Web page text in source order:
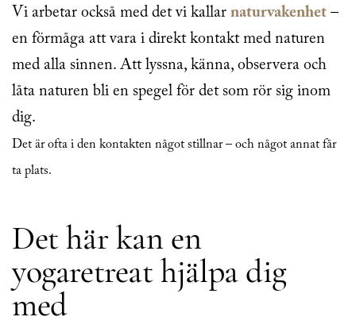
Vi arbetar också med det vi kallarnaturvakenhet–
en förmåga att vara i direkt kontakt med naturen
med alla sinnen. Att lyssna, känna, observera och
låta naturen bli en spegel för det som rör sig inom
dig.
Det är ofta i den kontakten något stillnar – och något annat får
ta plats.
Det här kan en
yogaretreat hjälpa dig
med